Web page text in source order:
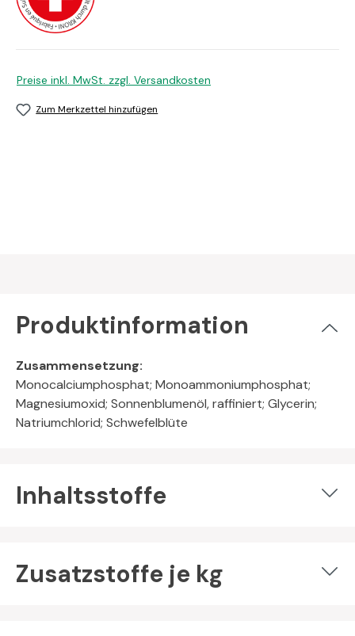
Preise inkl. MwSt. zzgl. Versandkosten
Zum Merkzettel hinzufügen
Produktinformation
Zusammensetzung:
Monocalciumphosphat; Monoammoniumphosphat;
Magnesiumoxid; Sonnenblumenöl, raffiniert; Glycerin;
Natriumchlorid; Schwefelblüte
Inhaltsstoffe
Zusatzstoffe je kg